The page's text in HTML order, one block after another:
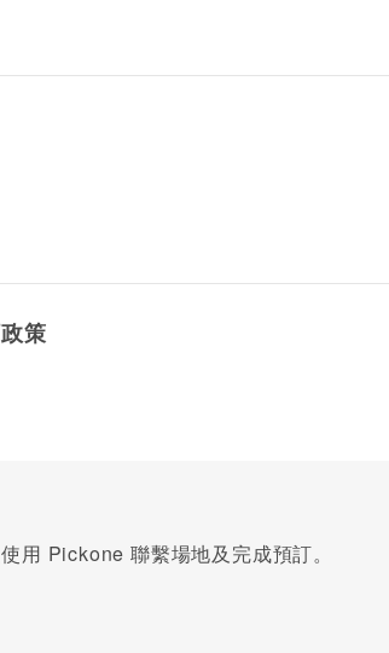
策
用 Pickone 聯繫場地及完成預訂。